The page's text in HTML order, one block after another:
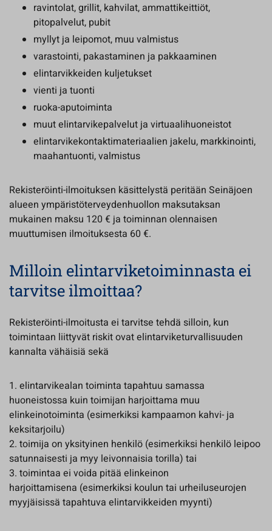
ravintolat, grillit, kahvilat, ammattikeittiöt,
pitopalvelut, pubit
myllyt ja leipomot, muu valmistus
varastointi, pakastaminen ja pakkaaminen
elintarvikkeiden kuljetukset
vienti ja tuonti
ruoka-aputoiminta
muut elintarvikepalvelut ja virtuaalihuoneistot
elintarvikekontaktimateriaalien jakelu, markkinointi,
maahantuonti, valmistus
Rekisteröinti-ilmoituksen käsittelystä peritään Seinäjoen
alueen ympäristöterveydenhuollon maksutaksan
mukainen maksu 120 € ja toiminnan olennaisen
muuttumisen ilmoituksesta 60 €.
Milloin elintarviketoiminnasta ei
tarvitse ilmoittaa?
Rekisteröinti-ilmoitusta ei tarvitse tehdä silloin, kun
toimintaan liittyvät riskit ovat elintarviketurvallisuuden
kannalta vähäisiä sekä
1. elintarvikealan toiminta tapahtuu samassa
huoneistossa kuin toimijan harjoittama muu
elinkeinotoiminta (esimerkiksi kampaamon kahvi- ja
keksitarjoilu)
2. toimija on yksityinen henkilö (esimerkiksi henkilö leipoo
satunnaisesti ja myy leivonnaisia torilla) tai
3. toimintaa ei voida pitää elinkeinon
harjoittamisena (esimerkiksi koulun tai urheiluseurojen
myyjäisissä tapahtuva elintarvikkeiden myynti)